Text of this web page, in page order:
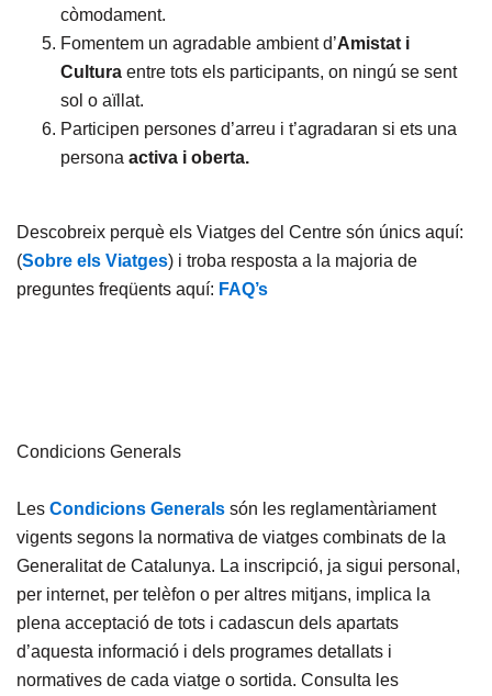
còmodament.
Fomentem un agradable ambient d’Amistat i
Cultura entre tots els participants, on ningú se sent
sol o aïllat.
Participen persones d’arreu i t’agradaran si ets una
persona activa i oberta.
Descobreix perquè els Viatges del Centre són únics aquí:
(Sobre els Viatges) i troba resposta a la majoria de
preguntes freqüents aquí: FAQ’s
Condicions Generals
Les Condicions Generals són les reglamentàriament
vigents segons la normativa de viatges combinats de la
Generalitat de Catalunya. La inscripció, ja sigui personal,
per internet, per telèfon o per altres mitjans, implica la
plena acceptació de tots i cadascun dels apartats
d’aquesta informació i dels programes detallats i
normatives de cada viatge o sortida. Consulta les